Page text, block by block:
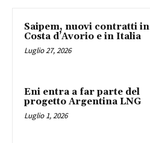
Saipem, nuovi contratti in
Costa d’Avorio e in Italia
Luglio 27, 2026
Eni entra a far parte del
progetto Argentina LNG
Luglio 1, 2026